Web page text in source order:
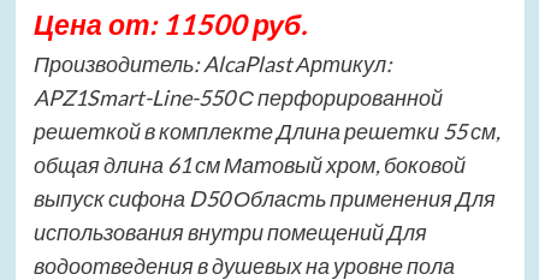
Цена от: 11500 руб.
Производитель: AlcaPlast Артикул:
APZ1Smart-Line-550 С перфорированной
решеткой в комплекте Длина решетки 55 см,
общая длина 61 см Матовый хром, боковой
выпуск сифона D50 Область применения Для
использования внутри помещений Для
водоотведения в душевых на уровне пола